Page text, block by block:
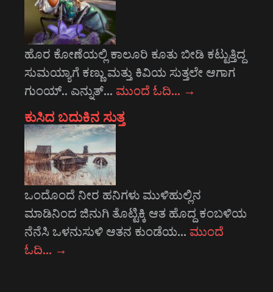
ಹೊರ ಕೋಣೆಯಲ್ಲಿ ಕಾಲೂರಿ ಕೂತು ಬೀಡಿ ಕಟ್ಟುತ್ತಿದ್ದ
ಸುಮಯ್ಯಾಗೆ ಕಣ್ಣು ಮತ್ತು ಕಿವಿಯ ಸುತ್ತಲೇ ಆಗಾಗ
ಗುಂಯ್.. ಎನ್ನುತ್… ಮುಂದೆ ಓದಿ… →
ಕುಸಿದ ಬದುಕಿನ ಸುತ್ತ
ಒಂದೊಂದೆ ನೀರ ಹನಿಗಳು ಮುಳಿಹುಲ್ಲಿನ
ಮಾಡಿನಿಂದ ಜಿನುಗಿ ತೊಟ್ಟಿಕ್ಕಿ ಆತ ಹೊದ್ದ ಕಂಬಳಿಯ
ನೆನೆಸಿ ಒಳನುಸುಳಿ ಆತನ ಕುಂಡೆಯ… ಮುಂದೆ
ಓದಿ… →